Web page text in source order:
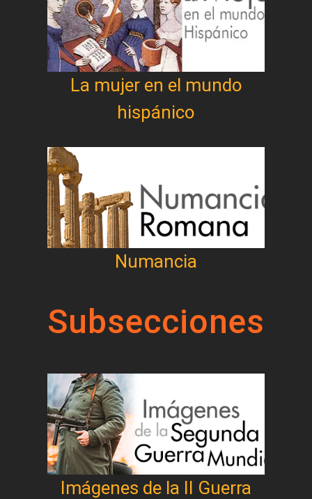
La mujer en el mundo
hispánico
Numancia
Subsecciones
Imágenes de la II Guerra